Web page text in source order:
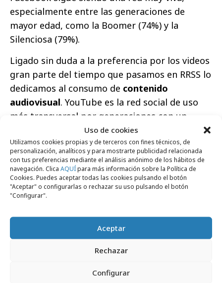
Uso de cookies
Utilizamos cookies propias y de terceros con fines técnicos, de
personalización, analíticos y para mostrarte publicidad relacionada
con tus preferencias mediante el análisis anónimo de los hábitos de
navegación. Clica AQUÍpara más información sobre la Política de
Cookies. Puedes aceptar todas las cookies pulsando el botón
"Aceptar" o configurarlas o rechazar su uso pulsando el botón
"Configurar".
Aceptar
Rechazar
Configurar
especialmente entre las generaciones de
mayor edad, como la Boomer (74%) y la
Silenciosa (79%).
Ligado sin duda a la preferencia por los videos
gran parte del tiempo que pasamos en RRSS lo
dedicamos al consumo de contenido
audiovisual. YouTube es la red social de uso
más transversal por generaciones con un
porcentaje muy similar entre todas ellas: la
consume un 55% la Generación Z, el 47% de los
Y/Millennial, el 50% de la Generación X y la de
los Boomers, y el 47% de la Generación
Silenciosa.
creció en pandemia y que se identifica con las
generaciones más jóvenes pero que cuenta
con penetración en todas. 1 de cada 2
en esta red, pero no son los únicos. Los